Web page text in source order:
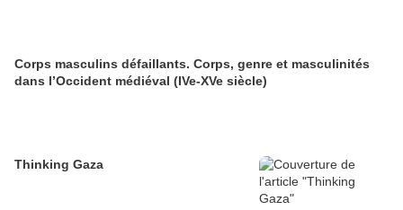
Corps masculins défaillants. Corps, genre et masculinités
dans l’Occident médiéval (IVe-XVe siècle)
Thinking Gaza